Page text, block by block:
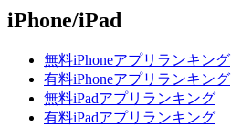
iPhone/iPad
無料iPhoneアプリランキング
有料iPhoneアプリランキング
無料iPadアプリランキング
有料iPadアプリランキング